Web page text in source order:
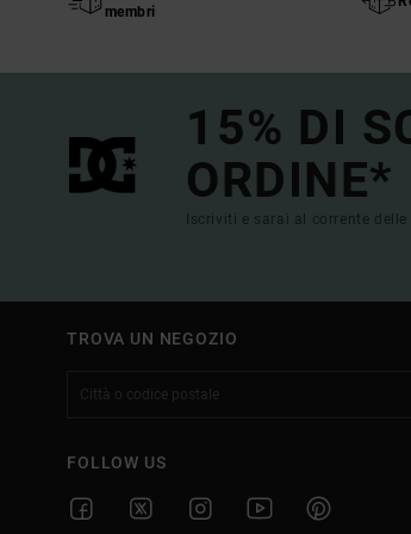
membri
15% DI
ORDINE*
Iscriviti e sarai al corrente
TROVA UN NEGOZIO
FOLLOW US